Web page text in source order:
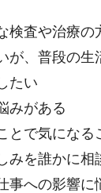
検査や治療
が、普段の
たい
みがある
とで気になる
みを誰かに相
事への影響に